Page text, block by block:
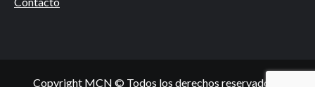
Copyright MCN © Todos los derechos reservados.